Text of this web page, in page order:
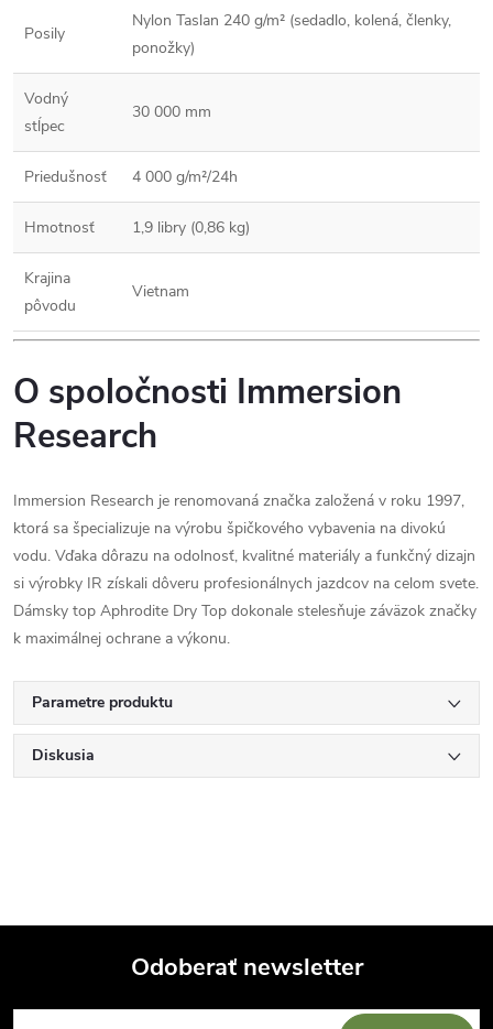
Posily
Nylon Taslan 240 g/m² (sedadlo, kolená, členky,
ponožky)
Vodný
stĺpec
30 000 mm
Priedušnosť 4 000 g/m²/24h
Hmotnosť 1,9 libry (0,86 kg)
Krajina
pôvodu
Vietnam
O spoločnosti Immersion
Research
Immersion Research je renomovaná značka založená v roku 1997,
ktorá sa špecializuje na výrobu špičkového vybavenia na divokú
vodu. Vďaka dôrazu na odolnosť, kvalitné materiály a funkčný dizajn
si výrobky IR získali dôveru profesionálnych jazdcov na celom svete.
Dámsky top Aphrodite Dry Top dokonale stelesňuje záväzok značky
k maximálnej ochrane a výkonu.
Parametre produktu
Diskusia
Odoberať newsletter